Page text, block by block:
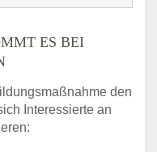
ES BEI
den
Interessierte an